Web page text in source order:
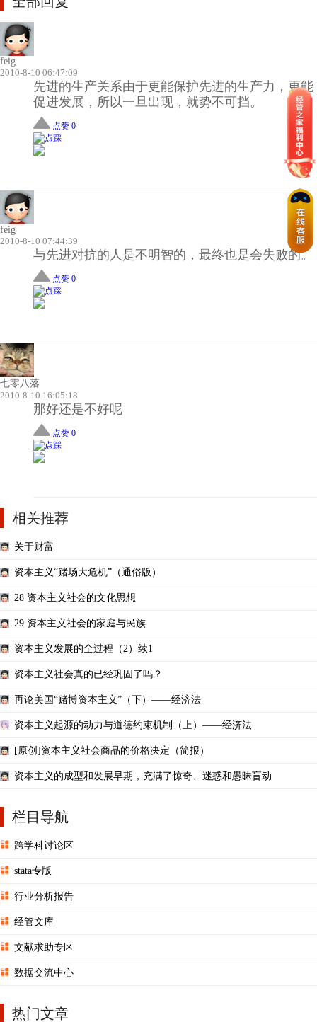
feig
2010-8-10 06:47:09
先进的生产关系由于更能保护先进的生产力，更能
促进发展，所以一旦出现，就势不可挡。
点赞 0
feig
2010-8-10 07:44:39
与先进对抗的人是不明智的，最终也是会失败的。
点赞 0
七零八落
2010-8-10 16:05:18
那好还是不好呢
点赞 0
相关推荐
关于财富
资本主义“赌场大危机”（通俗版）
28 资本主义社会的文化思想
29 资本主义社会的家庭与民族
资本主义发展的全过程（2）续1
资本主义社会真的已经巩固了吗？
再论美国“赌博资本主义”（下）——经济法
资本主义起源的动力与道德约束机制（上）——经济法
[原创]资本主义社会商品的价格决定（简报）
资本主义的成型和发展早期，充满了惊奇、迷惑和愚昧盲动
栏目导航
跨学科讨论区
stata专版
行业分析报告
经管文库
文献求助专区
数据交流中心
热门文章